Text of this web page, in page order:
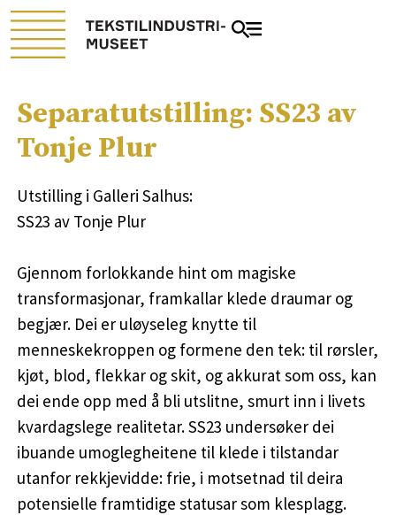
Separatutstilling: SS23 av
Tonje Plur
Utstilling i Galleri Salhus:
SS23 av Tonje Plur
Gjennom forlokkande hint om magiske
transformasjonar, framkallar klede draumar og
begjær. Dei er uløyseleg knytte til
menneskekroppen og formene den tek: til rørsler,
kjøt, blod, flekkar og skit, og akkurat som oss, kan
dei ende opp med å bli utslitne, smurt inn i livets
kvardagslege realitetar. SS23 undersøker dei
ibuande umoglegheitene til klede i tilstandar
utanfor rekkjevidde: frie, i motsetnad til deira
potensielle framtidige statusar som klesplagg.